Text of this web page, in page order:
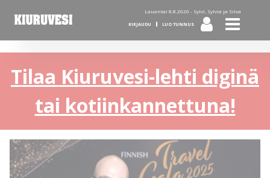
Lauantai 8.8.2026 - Sylvi, Sylvia ja Silva
KIRJAUDU LUO TUNNUS
Tilaa Kiuruvesi-lehti diginä
tai kotiinkannettuna!